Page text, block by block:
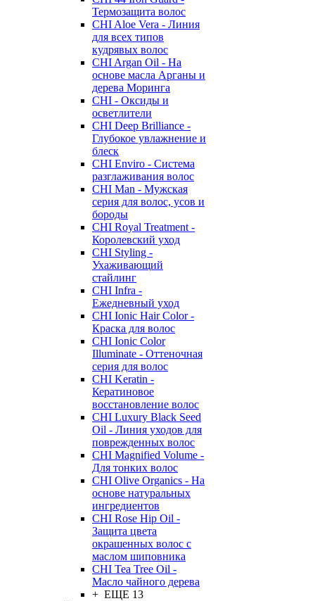
Термозащита волос
CHI Aloe Vera - Линия
для всех типов
кудрявых волос
CHI Argan Oil - На
основе масла Арганы и
дерева Моринга
CHI - Оксиды и
осветлители
CHI Deep Brilliance -
Глубокое увлажнение и
блеск
CHI Enviro - Система
разглаживания волос
CHI Man - Мужская
серия для волос, усов и
бороды
CHI Royal Treatment -
Королевский уход
CHI Styling -
Ухаживающий
стайлинг
CHI Infra -
Ежедневный уход
CHI Ionic Hair Color -
Краска для волос
CHI Ionic Color
Illuminate - Оттеночная
серия для волос
CHI Keratin -
Кератиновое
восстановление волос
CHI Luxury Black Seed
Oil - Линия уходов для
поврежденных волос
CHI Magnified Volume -
Для тонких волос
CHI Olive Organics - На
основе натуральных
ингредиентов
CHI Rose Hip Oil -
Защита цвета
окрашенных волос с
маслом шиповника
CHI Tea Tree Oil -
Масло чайного дерева
+ ЕЩЕ 13